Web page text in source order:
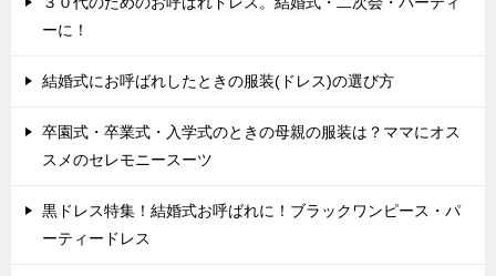
ーに！
結婚式にお呼ばれしたときの服装(ドレス)の選び方
卒園式・卒業式・入学式のときの母親の服装は？ママにオス
スメのセレモニースーツ
黒ドレス特集！結婚式お呼ばれに！ブラックワンピース・パ
ーティードレス